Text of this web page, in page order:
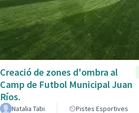
Creació de zones d'ombra al
Camp de Futbol Municipal Juan
Ríos.
Natalia Tabi Pistes Esportives